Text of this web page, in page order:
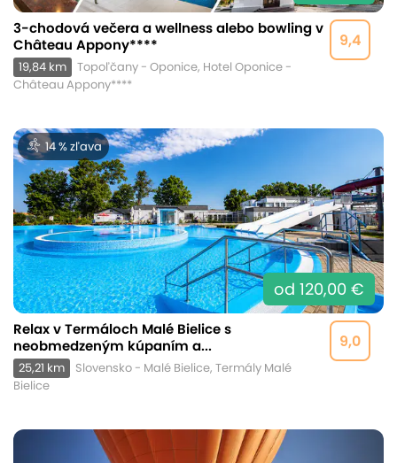
9,4
3-chodová večera a wellness alebo bowling v
Château Appony****
19,84 km
Topoľčany - Oponice, Hotel Oponice -
Château Appony****
14 % zľava
od 120,00 €
9,0
Relax v Termáloch Malé Bielice s
neobmedzeným kúpaním a...
25,21 km
Slovensko - Malé Bielice, Termály Malé
Bielice